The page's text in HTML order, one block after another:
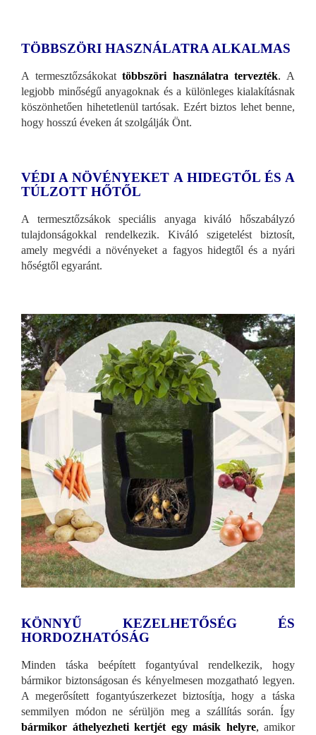
TÖBBSZÖRI HASZNÁLATRA ALKALMAS
A termesztőzsákokattöbbszöri használatra tervezték. A
legjobb minőségű anyagoknak és a különleges kialakításnak
köszönhetően hihetetlenül tartósak. Ezért biztos lehet benne,
hogy hosszú éveken át szolgálják Önt.
VÉDI A NÖVÉNYEKET A HIDEGTŐL ÉS A
TÚLZOTT HŐTŐL
A termesztőzsákok speciális anyaga kiváló hőszabályzó
tulajdonságokkal rendelkezik. Kiváló szigetelést biztosít,
amely megvédi a növényeket a fagyos hidegtől és a nyári
hőségtől egyaránt.
KÖNNYŰ KEZELHETŐSÉG ÉS
HORDOZHATÓSÁG
Minden táska beépített fogantyúval rendelkezik, hogy
bármikor biztonságosan és kényelmesen mozgatható legyen.
A megerősített fogantyúszerkezet biztosítja, hogy a táska
semmilyen módon ne sérüljön meg a szállítás során. Így
bármikor áthelyezheti kertjét egy másik helyre, amikor